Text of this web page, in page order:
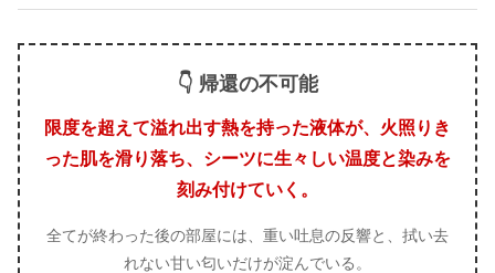
👇 帰還の不可能
限度を超えて溢れ出す熱を持った液体が、火照りき
った肌を滑り落ち、シーツに生々しい温度と染みを
刻み付けていく。
全てが終わった後の部屋には、重い吐息の反響と、拭い去
れない甘い匂いだけが淀んでいる。